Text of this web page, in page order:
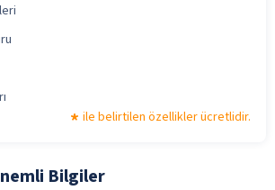
ile belirtilen özellikler ücretlidir.
Bilgiler